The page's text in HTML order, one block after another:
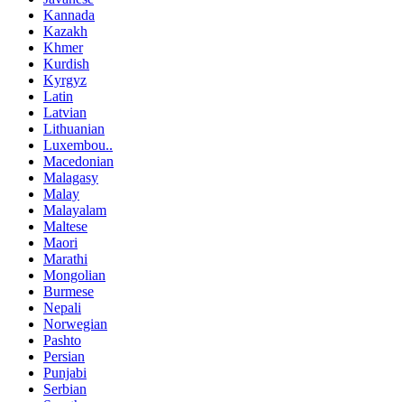
Kannada
Kazakh
Khmer
Kurdish
Kyrgyz
Latin
Latvian
Lithuanian
Luxembou..
Macedonian
Malagasy
Malay
Malayalam
Maltese
Maori
Marathi
Mongolian
Burmese
Nepali
Norwegian
Pashto
Persian
Punjabi
Serbian